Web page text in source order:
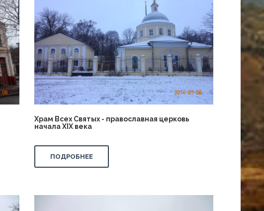
Храм Всех Святых - православная церковь
начала XIX века
ПОДРОБНЕЕ